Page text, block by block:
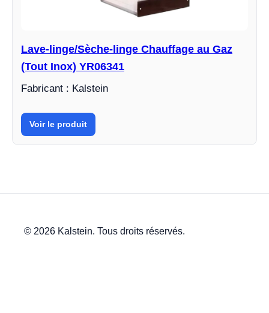
Lave-linge/Sèche-linge Chauffage au Gaz
(Tout Inox) YR06341
Fabricant : Kalstein
Voir le produit
© 2026 Kalstein. Tous droits réservés.